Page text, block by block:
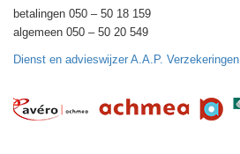
betalingen 050 – 50 18 159
algemeen 050 – 50 20 549
Dienst en advieswijzer A.A.P. Verzekeringen